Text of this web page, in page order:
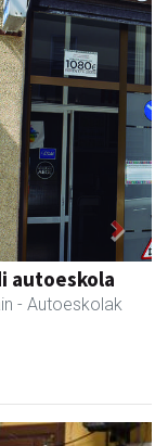
Next